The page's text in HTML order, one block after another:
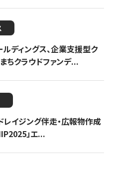
ディングス、企業支援型ク
ちクラウドファンデ...
イジング伴走・広報物作成
」エ...